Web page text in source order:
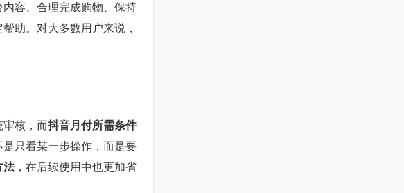
容、合理完成购物、保持
助。对大多数用户来说，
审核，而抖音月付所需条件
只看某一步操作，而是要
法，在后续使用中也更加省